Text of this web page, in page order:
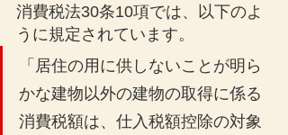
消費税法30条10項では、以下のよ
うに規定されています。
「居住の用に供しないことが明ら
かな建物以外の建物の取得に係る
消費税額は、仕入税額控除の対象